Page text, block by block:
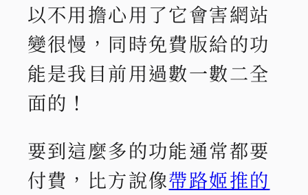
以不用擔心用了它會害網站
變很慢，同時免費版給的功
能是我目前用過數一數二全
面的！
要到這麼多的功能通常都要
付費，比方說像帶路姬推的